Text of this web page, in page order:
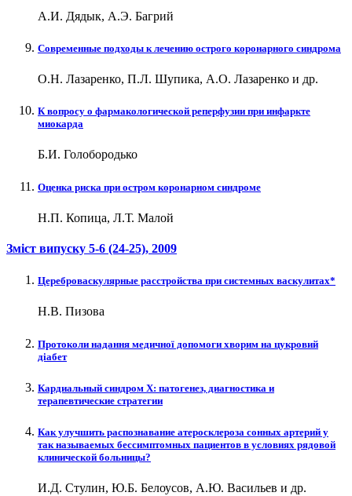
А.И. Дядык, А.Э. Багрий
Современные подходы к лечению острого коронарного синдрома
О.Н. Лазаренко, П.Л. Шупика, А.О. Лазаренко и др.
К вопросу о фармакологической реперфузии при инфаркте
миокарда
Б.И. Голобородько
Оценка риска при остром коронарном синдроме
Н.П. Копица, Л.Т. Малой
Зміст випуску 5-6 (24-25), 2009
Цереброваскулярные расстройства при системных васкулитах*
Н.В. Пизова
Протоколи надання медичної допомоги хворим на цукровий
діабет
Кардиальный синдром Х: патогенез, диагностика и
терапевтические стратегии
Как улучшить распознавание атеросклероза сонных артерий у
так называемых бессимптомных пациентов в условиях рядовой
клинической больницы?
И.Д. Стулин, Ю.Б. Белоусов, А.Ю. Васильев и др.